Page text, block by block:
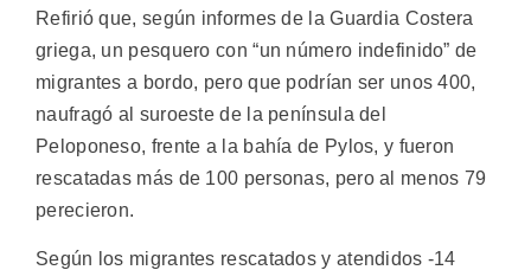
Refirió que, según informes de la Guardia Costera
griega, un pesquero con “un número indefinido” de
migrantes a bordo, pero que podrían ser unos 400,
naufragó al suroeste de la península del
Peloponeso, frente a la bahía de Pylos, y fueron
rescatadas más de 100 personas, pero al menos 79
perecieron.
Según los migrantes rescatados y atendidos -14